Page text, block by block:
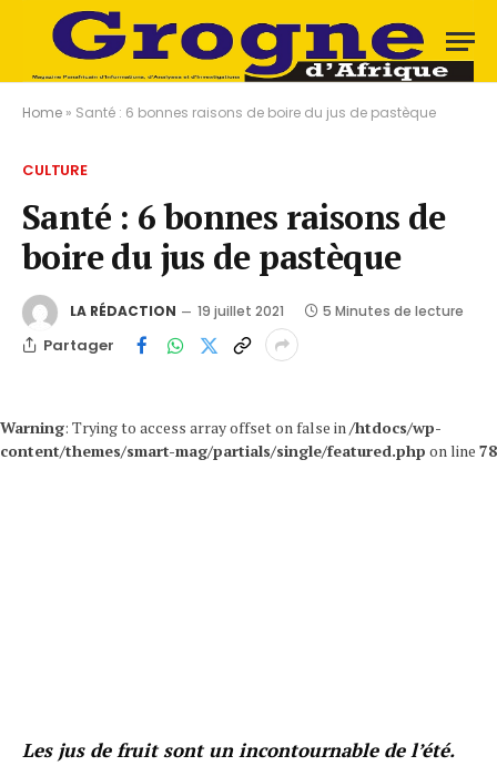
Home » Santé : 6 bonnes raisons de boire du jus de pastèque
CULTURE
Santé : 6 bonnes raisons de
boire du jus de pastèque
LA RÉDACTION 19 juillet 2021 5 Minutes de lecture
Partager
Warning: Trying to access array offset on false in/htdocs/wp-
content/themes/smart-mag/partials/single/featured.php on line 78
Les jus de fruit sont un incontournable de l’été.